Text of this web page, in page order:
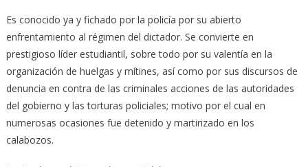
Es conocido ya y fichado por la policía por su abierto
enfrentamiento al régimen del dictador. Se convierte en
prestigioso líder estudiantil, sobre todo por su valentía en la
organización de huelgas y mítines, así como por sus discursos de
denuncia en contra de las criminales acciones de las autoridades
del gobierno y las torturas policiales; motivo por el cual en
numerosas ocasiones fue detenido y martirizado en los
calabozos.